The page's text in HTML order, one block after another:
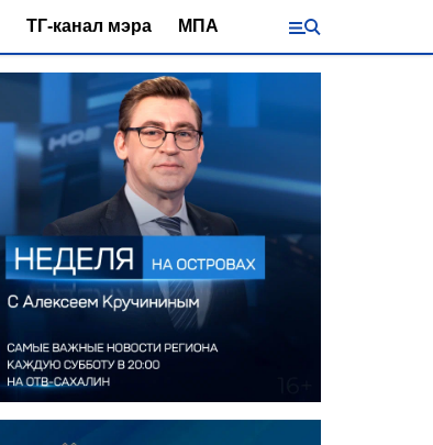
ТГ-канал мэра МПА